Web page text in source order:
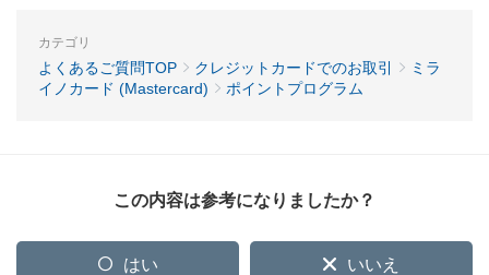
カテゴリ
よくあるご質問TOP クレジットカードでのお取引
ミラ
イノカード (Mastercard)
ポイントプログラム
この内容は参考になりましたか？
はい いいえ